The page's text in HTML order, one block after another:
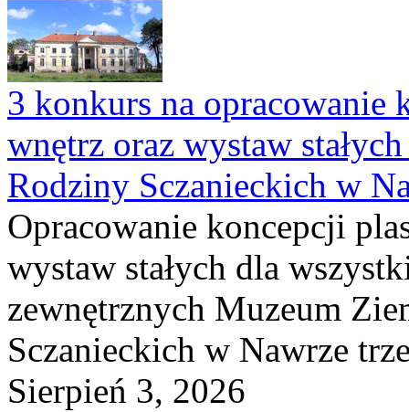
3 konkurs na opracowanie
wnętrz oraz wystaw
Rodziny Sczanieckich w
Opracowanie koncepcji
wystaw stałych dla
zewnętrznych Muzeum
Sczanieckich w Nawrze
Sierpień 3, 2026